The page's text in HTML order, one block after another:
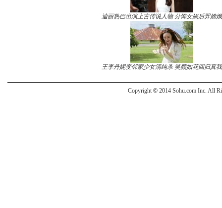
迪丽热巴出演上古传说人物 分饰女娲后羿嫦娥
王李丹妮变邻家少女清纯杀 笑颜如花回归真我
Copyright © 2014 Sohu.com Inc. All